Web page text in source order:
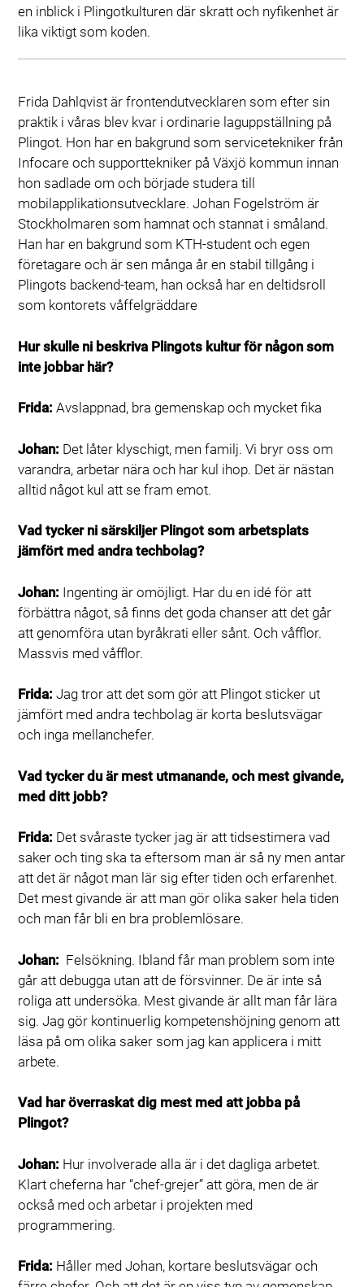
en inblick i Plingotkulturen där skratt och nyfikenhet är
lika viktigt som koden.
Frida Dahlqvist är frontendutvecklaren som efter sin
praktik i våras blev kvar i ordinarie laguppställning på
Plingot. Hon har en bakgrund som servicetekniker från
Infocare och supporttekniker på Växjö kommun innan
hon sadlade om och började studera till
mobilapplikationsutvecklare. Johan Fogelström är
Stockholmaren som hamnat och stannat i småland.
Han har en bakgrund som KTH-student och egen
företagare och är sen många år en stabil tillgång i
Plingots backend-team, han också har en deltidsroll
som kontorets våffelgräddare
Hur skulle ni beskriva Plingots kultur för någon som
inte jobbar här?
Frida: Avslappnad, bra gemenskap och mycket fika
Johan: Det låter klyschigt, men familj. Vi bryr oss om
varandra, arbetar nära och har kul ihop. Det är nästan
alltid något kul att se fram emot.
Vad tycker ni särskiljer Plingot som arbetsplats
jämfört med andra techbolag?
Johan: Ingenting är omöjligt. Har du en idé för att
förbättra något, så finns det goda chanser att det går
att genomföra utan byråkrati eller sånt. Och våfflor.
Massvis med våfflor.
Frida: Jag tror att det som gör att Plingot sticker ut
jämfört med andra techbolag är korta beslutsvägar
och inga mellanchefer.
Vad tycker du är mest utmanande, och mest givande,
med ditt jobb?
Frida: Det svåraste tycker jag är att tidsestimera vad
saker och ting ska ta eftersom man är så ny men antar
att det är något man lär sig efter tiden och erfarenhet.
Det mest givande är att man gör olika saker hela tiden
och man får bli en bra problemlösare.
Johan: Felsökning. Ibland får man problem som inte
går att debugga utan att de försvinner. De är inte så
roliga att undersöka. Mest givande är allt man får lära
sig. Jag gör kontinuerlig kompetenshöjning genom att
läsa på om olika saker som jag kan applicera i mitt
arbete.
Vad har överraskat dig mest med att jobba på
Plingot?
Johan: Hur involverade alla är i det dagliga arbetet.
Klart cheferna har “chef-grejer” att göra, men de är
också med och arbetar i projekten med
programmering.
Frida: Håller med Johan, kortare beslutsvägar och